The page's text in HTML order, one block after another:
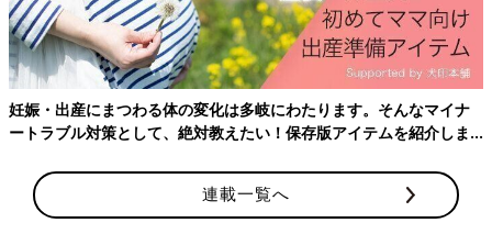
ベビーキャリア ONE KAI Air［スレートブルー］
新生児期から3才ごろまで長く使えます。独自の立体構造で、赤
妊娠・出産にまつわる体の変化は多岐にわたります。そんなマイナ
ートラブル対策として、絶対教えたい！保存版アイテムを紹介しま
連載一覧へ